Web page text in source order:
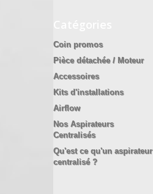
Coin promos
Pièce détachée / Moteur
Accessoires
Kits d'installations
Airflow
Nos Aspirateurs
Centralisés
Qu'est ce qu'un aspirateur
centralisé ?